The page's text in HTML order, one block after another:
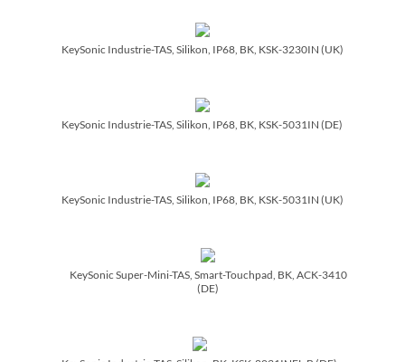
KeySonic Industrie-TAS, Silikon, IP68, BK, KSK-3230IN (UK)
KeySonic Industrie-TAS, Silikon, IP68, BK, KSK-5031IN (DE)
KeySonic Industrie-TAS, Silikon, IP68, BK, KSK-5031IN (UK)
KeySonic Super-Mini-TAS, Smart-Touchpad, BK, ACK-3410
(DE)